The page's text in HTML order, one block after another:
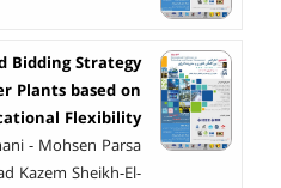
Bidding Strategy
Plants based on
Flexibility
- Mohsen Parsa
Kazem Sheikh-El-